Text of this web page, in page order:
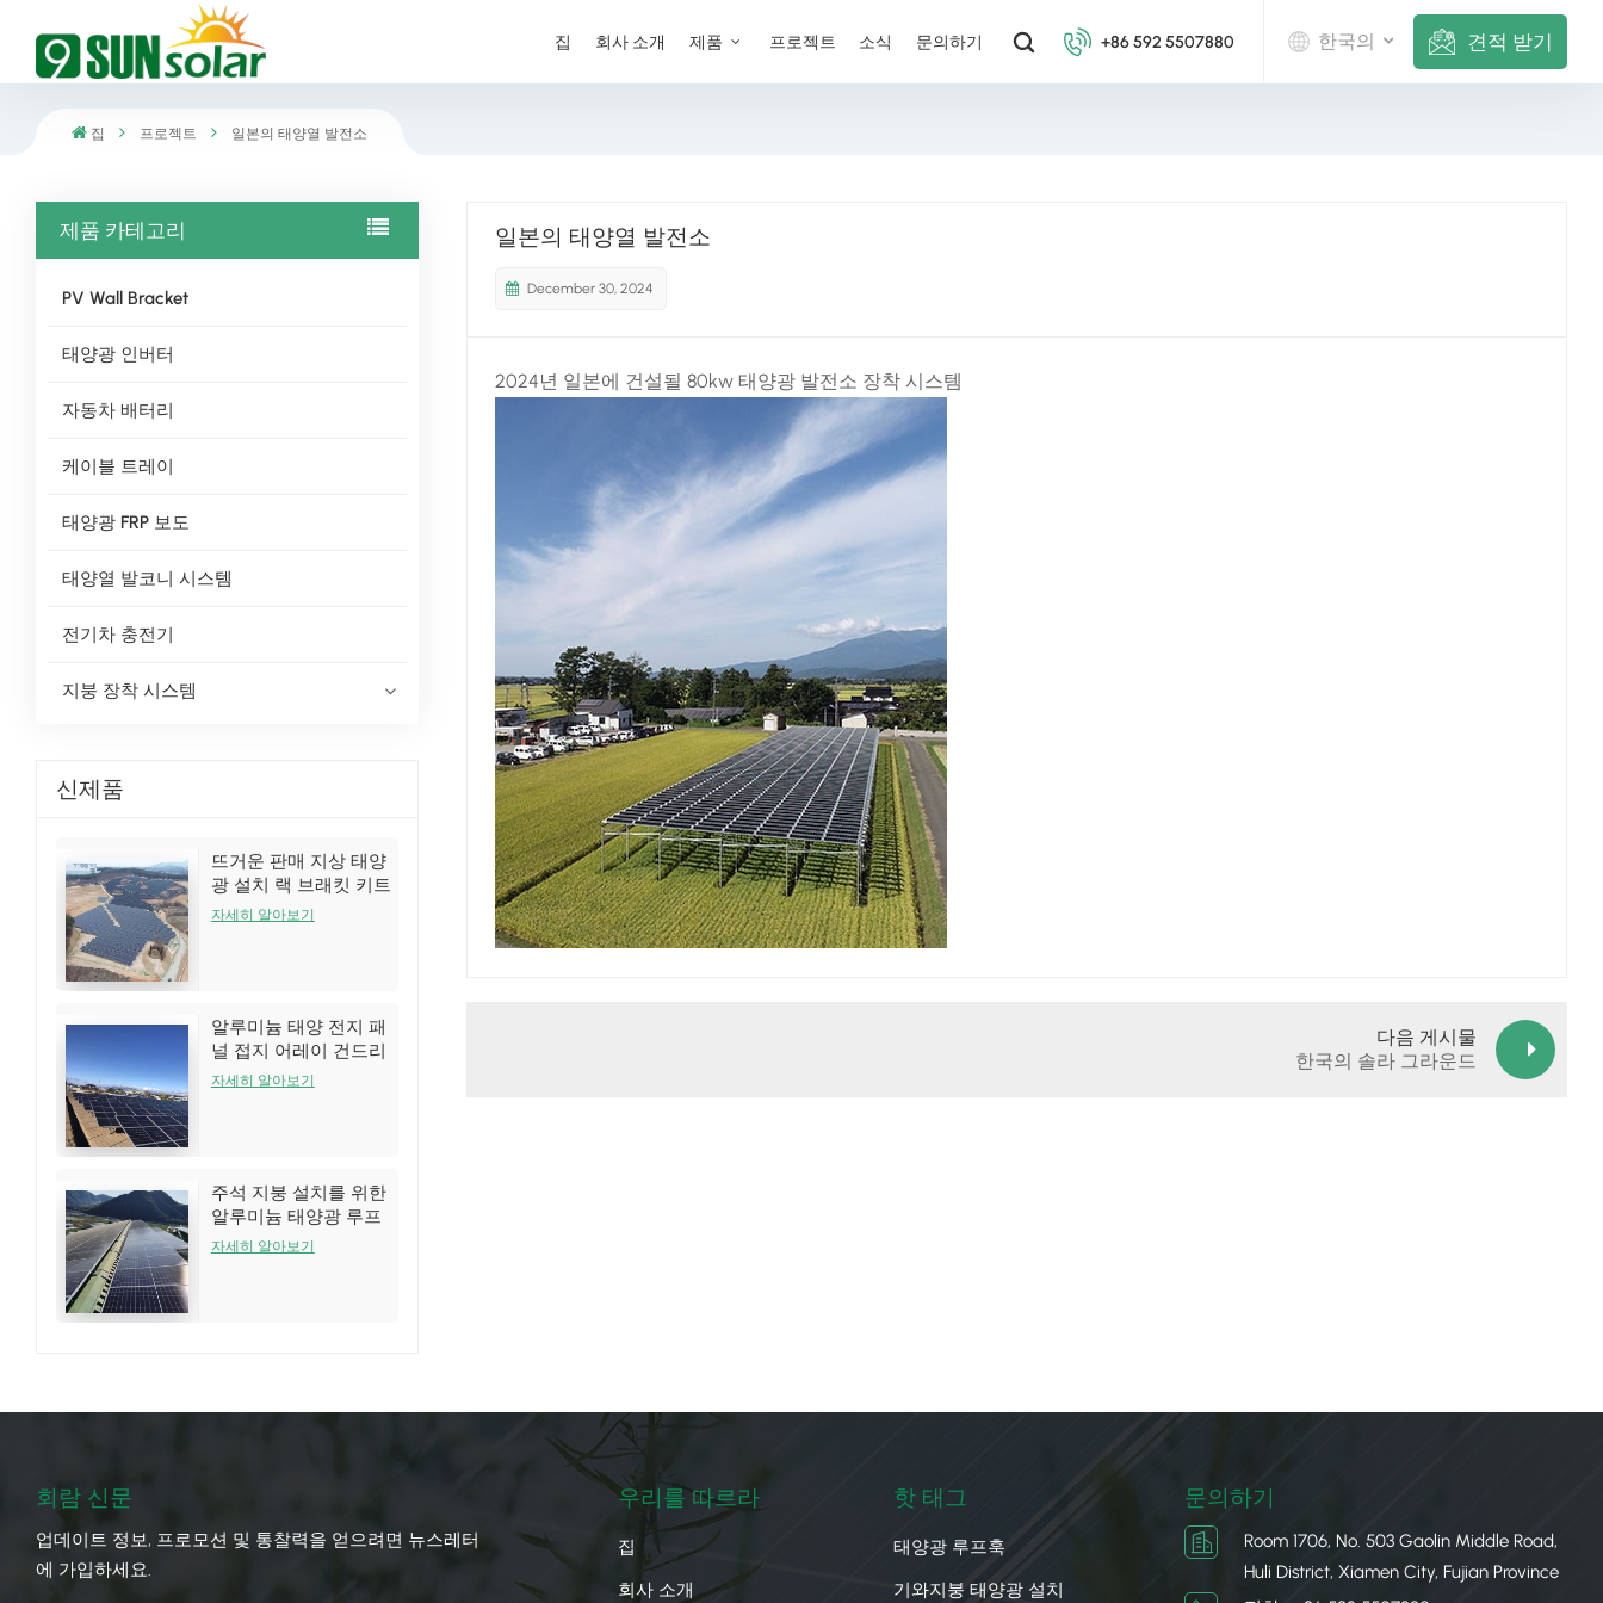
집 회사 소개 제품 프로젝트 소식 문의하기 +86 592 5507880 한국의 견적 받기
집 프로젝트 일본의 태양열 발전소
제품 카테고리
PV Wall Bracket
태양광 인버터
자동차 배터리
케이블 트레이
태양광 FRP 보도
태양열 발코니 시스템
전기차 충전기
지붕 장착 시스템
신제품
뜨거운 판매 지상 태양
광 설치 랙 브래킷 키트
자세히 알아보기
알루미늄 태양 전지 패
널 접지 어레이 건드리
는 시스템
자세히 알아보기
주석 지붕 설치를 위한
알루미늄 태양광 루프
랙 구조
자세히 알아보기
일본의 태양열 발전소
December 30, 2024
2024년 일본에 건설될 80kw 태양광 발전소 장착 시스템
다음 게시물
한국의 솔라 그라운드
회람 신문
업데이트 정보, 프로모션 및 통찰력을 얻으려면 뉴스레터
에 가입하세요.
우리를 따르라
집
회사 소개
핫 태그
태양광 루프훅
기와지붕 태양광 설치
문의하기
Room 1706, No. 503 Gaolin Middle Road,
Huli District, Xiamen City, Fujian Province